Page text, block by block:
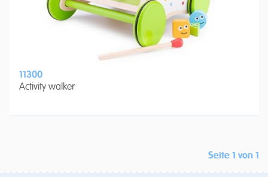
11300
Activity walker
Seite 1 von 1